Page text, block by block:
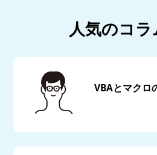
人気のコ
VBAとマクロ